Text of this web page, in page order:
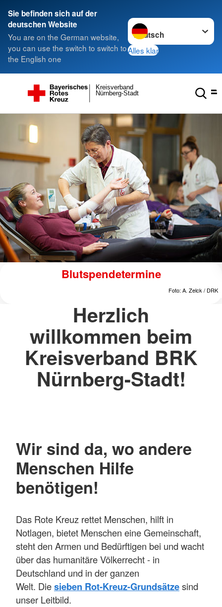
Sie befinden sich auf der
deutschen Website
You are on the German website,
you can use the switch to switch to
the English one
Sprache wechseln zu
Alles klar
Nürnberg-Stadt
Kreisverband
Stellenangebote
Herzlich
willkommen beim
Kreisverband BRK
Nürnberg-Stadt!
Wir sind da, wo andere
Menschen Hilfe
benötigen!
Das Rote Kreuz rettet Menschen, hilft in
Notlagen, bietet Menschen eine Gemeinschaft,
steht den Armen und Bedürftigen bei und wacht
über das humanitäre Völkerrecht - in
Deutschland und in der ganzen
Welt. Diesieben Rot-Kreuz-Grundsätzesind
unser Leitbild.